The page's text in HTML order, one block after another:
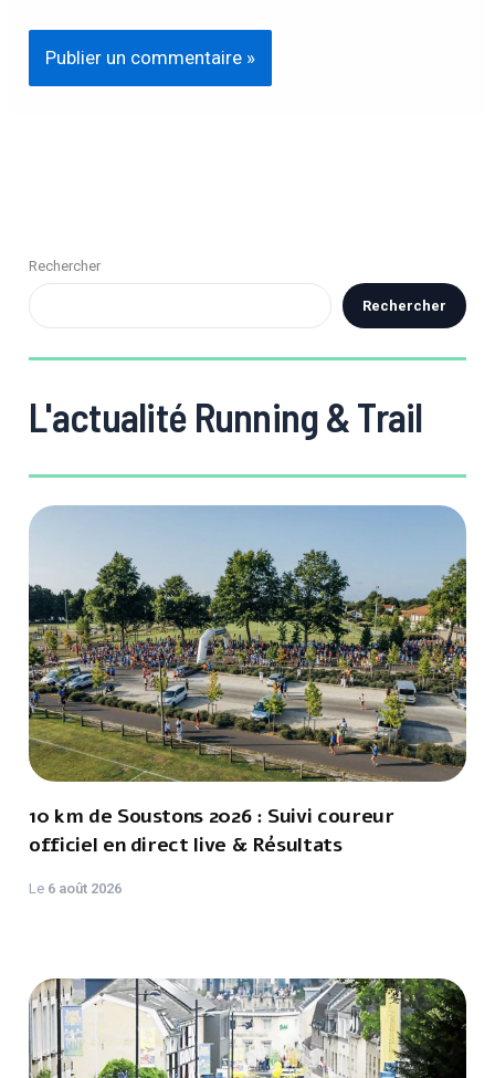
Rechercher
Rechercher
L'actualité Running & Trail
10 km de Soustons 2026 : Suivi coureur
officiel en direct live & Résultats
Le 6 août 2026